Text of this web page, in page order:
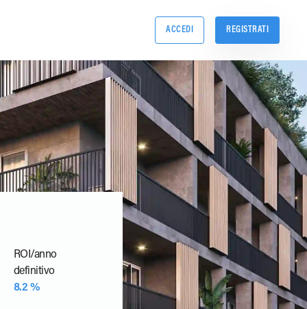
ACCEDI REGISTRATI
ROI/anno
definitivo
8.2 %